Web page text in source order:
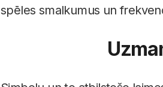
spēles smalkumus un